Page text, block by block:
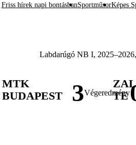
Friss hírek napi bontásbanSportműsorKépes
Labdarúgó NB I,
MTK
BUDAPEST
3Végeredmény
TE